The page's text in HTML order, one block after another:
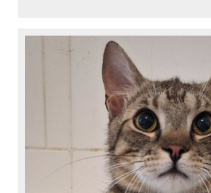
Oltást kapott
Féreghajtva
Ivartalanítva
Chipje van
Szobatiszta
Oltási könyv
Fajta: keverék